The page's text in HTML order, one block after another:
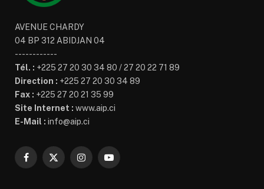
AVENUE CHARDY
04 BP 312 ABIDJAN 04
------------
Tél. : +225 27 20 30 34 80 / 27 20 22 71 89
Direction : +225 27 20 30 34 89
Fax : +225 27 20 21 35 99
Site Internet : www.aip.ci
E-Mail : info@aip.ci
Facebook
X
InstagramYouTube